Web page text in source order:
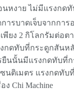
หงาย ไม่มีแรงกดทั
ารบาดเจ็บจากกา
ยง 2 กิโลกรัมต่อตา
กดทับที่กระดูกสันหลั
ยืนนั้นมีแรงกดทับที่
ซนติเมตร แรงกดทั
ง Chi Machine